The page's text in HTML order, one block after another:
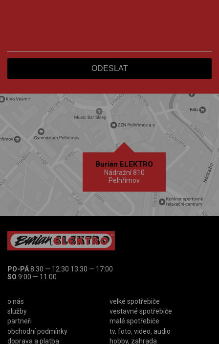
Burian ELEKTRO
Nádražní 810
Pelhřimov
PO-PÁ8:30 — 12:30 13:30 — 17:00
SO 9:00 — 11:00
o nás
služby
partneři
obchodní podmínky
doprava a platba
velké spotřebiče
vestavné spotřebiče
malé spotřebiče
tv, foto, video, audio
hobby, zahrada